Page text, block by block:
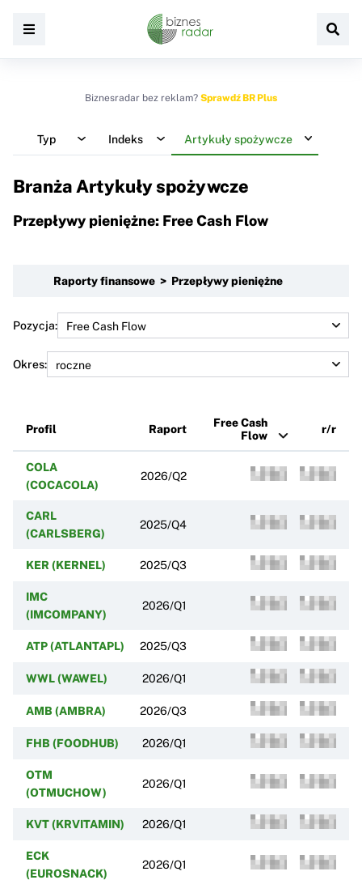
Biznesradar bez reklam? Sprawdź BR Plus
Typ Indeks Artykuły spożywcze
Branża Artykuły spożywcze
Przepływy pieniężne: Free Cash Flow
Raporty finansowe > Przepływy pieniężne
Pozycja:
Okres:
Profil Raport
Free Cash
Flow
r/r
COLA
(COCACOLA)
2026/Q2
CARL
(CARLSBERG)
2025/Q4
KER (KERNEL) 2025/Q3
IMC
(IMCOMPANY)
2026/Q1
ATP (ATLANTAPL) 2025/Q3
WWL (WAWEL) 2026/Q1
AMB (AMBRA) 2026/Q3
FHB (FOODHUB) 2026/Q1
OTM
(OTMUCHOW)
2026/Q1
KVT (KRVITAMIN) 2026/Q1
ECK
(EUROSNACK)
2026/Q1